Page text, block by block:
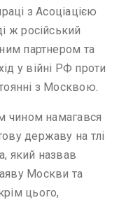
з Асоціацією
ж російський
партнером та
у війні РФ проти
з Москвою.
чином намагався
державу на тлі
який назвав
Москви та
цього,